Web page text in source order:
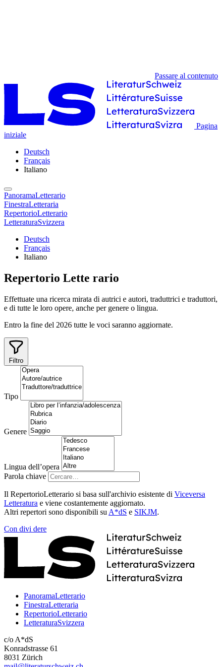
Passare al contenuto
Pagina
iniziale
Deutsch
Français
Italiano
PanoramaLetterario
FinestraLetteraria
RepertorioLetterario
LetteraturaSvizzera
Deutsch
Français
Italiano
Repertorio Lette rario
Effettuate una ricerca mirata di autrici e autori, traduttrici e traduttori,
e di tutte le loro opere, anche per genere o lingua.
Entro la fine del 2026 tutte le voci saranno aggiornate.
Filtro
Tipo
Genere
Lingua dell’opera
Parola chiave
Il RepertorioLetterario si basa sull'archivio esistente di Viceversa
Letteratura e viene costantemente aggiornato.
Altri repertori sono disponibili su A*dS e SIKJM.
Con divi dere
PanoramaLetterario
FinestraLetteraria
RepertorioLetterario
LetteraturaSvizzera
c/o A*dS
Konradstrasse 61
8031 Zürich